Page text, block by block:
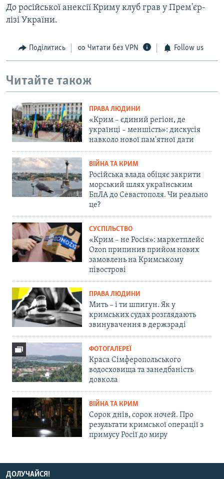
До російської анексії Криму клуб грав у Прем'єр-
лізі України.
Поділитись Читати без VPN Follow us
Читайте також
ПРАВА ЛЮДИНИ
«Крим – єдиний регіон, де
українці – меншість»: дискусія
навколо нової пам'ятної дати
ВІЙНА ТА КРИМ
Російська влада обіцяє закрити
морський шлях українським
БпЛА до Севастополя. Чи реально
це?
СУСПІЛЬСТВО
«Крим – не Росія»: маркетплейс
Ozon припинив прийом нових
замовлень на Кримському
півострові
ПРАВА ЛЮДИНИ
Мить – і ти шпигун. Як у
кримських судах розглядають
звинувачення в держзраді
ФОТОГАЛЕРЕЇ
Краса Сімферопольського
водосховища та занедбаність
довкола
ВІЙНА ТА КРИМ
Сорок днів, сорок ночей. Про
результати кримської операції з
примусу Росії до миру
ДОЛУЧАЙСЯ!